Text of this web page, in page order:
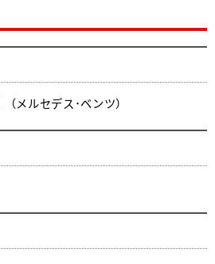
（メルセデス･ベンツ）